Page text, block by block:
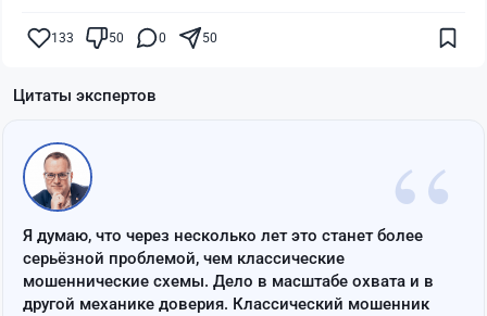
133 50 0 50
Цитаты экспертов
“
Я думаю, что через несколько лет это станет более
серьёзной проблемой, чем классические
мошеннические схемы. Дело в масштабе охвата и в
другой механике доверия. Классический мошенник